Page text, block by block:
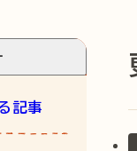
記事